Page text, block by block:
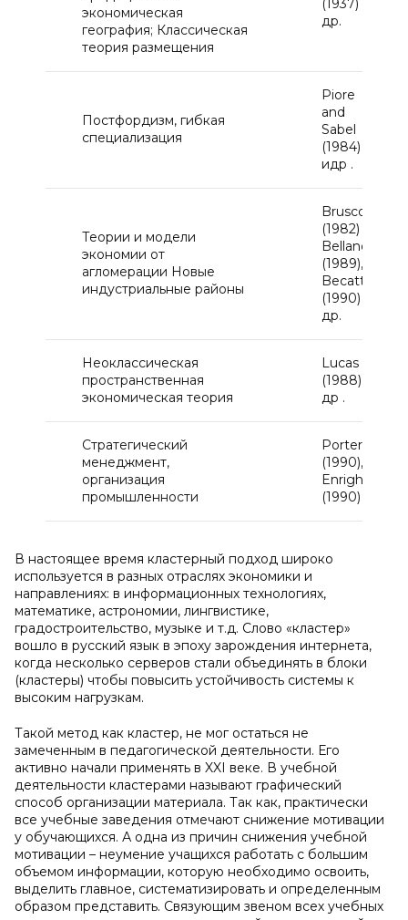
экономическая
география; Классическая
теория размещения
(1937) и
др.
Постфордизм, гибкая
специализация
Piore
and
Sabel
(1984)
идр .
Теории и модели
экономии от
агломерации Новые
индустриальные районы
Brusco
(1982)
Bellandi
(1989),
Becattini
(1990) и
др.
Неоклассическая
пространственная
экономическая теория
Lucas
(1988) и
др .
Стратегический
менеджмент,
организация
промышленности
Porter
(1990),
Enright
(1990)
В настоящее время кластерный подход широко
используется в разных отраслях экономики и
направлениях: в информационных технологиях,
математике, астрономии, лингвистике,
градостроительство, музыке и т.д. Слово «кластер»
вошло в русский язык в эпоху зарождения интернета,
когда несколько серверов стали объединять в блоки
(кластеры) чтобы повысить устойчивость системы к
высоким нагрузкам.
Такой метод как кластер, не мог остаться не
замеченным в педагогической деятельности. Его
активно начали применять в XXI веке. В учебной
деятельности кластерами называют графический
способ организации материала. Так как, практически
все учебные заведения отмечают снижение мотивации
у обучающихся. А одна из причин снижения учебной
мотивации – неумение учащихся работать с большим
объемом информации, которую необходимо освоить,
выделить главное, систематизировать и определенным
образом представить. Связующим звеном всех учебных